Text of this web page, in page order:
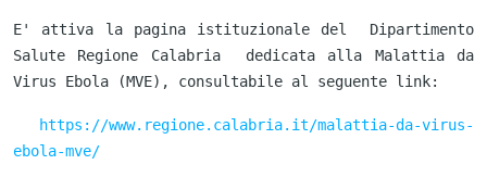
E' attiva la pagina istituzionale del Dipartimento
Salute Regione Calabria dedicata alla Malattia da
Virus Ebola (MVE), consultabile al seguente link:
https://www.regione.calabria.it/malattia-da-virus-
ebola-mve/